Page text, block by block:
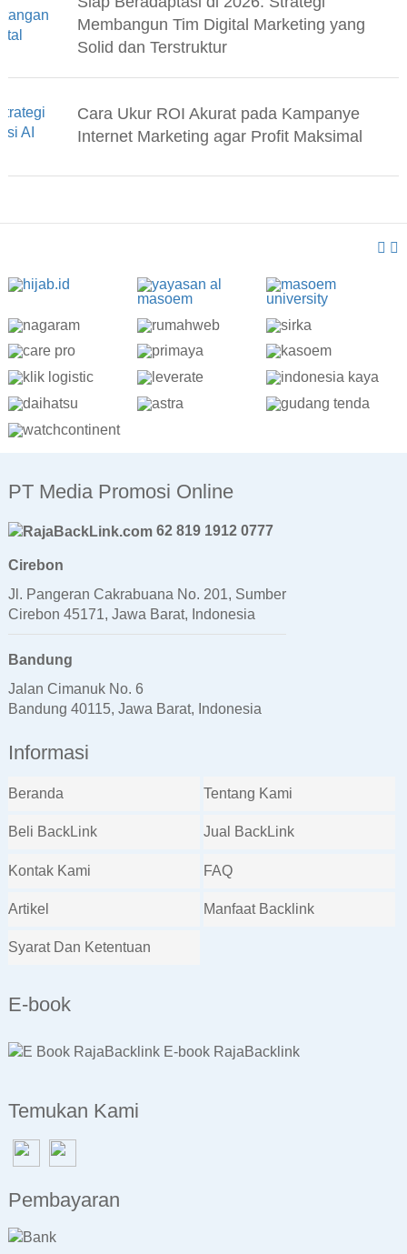
Membangun Tim Digital Marketing yang
Solid dan Terstruktur
Cara Ukur ROI Akurat pada Kampanye
Internet Marketing agar Profit Maksimal
PT Media Promosi Online
62 819 1912 0777
Cirebon
Jl. Pangeran Cakrabuana No. 201, Sumber
Cirebon 45171, Jawa Barat, Indonesia
Bandung
Jalan Cimanuk No. 6
Bandung 40115, Jawa Barat, Indonesia
Informasi
Beranda Tentang Kami
Beli BackLink Jual BackLink
Kontak Kami FAQ
Artikel Manfaat Backlink
Syarat Dan Ketentuan
E-book
E-book RajaBacklink
Temukan Kami
Pembayaran